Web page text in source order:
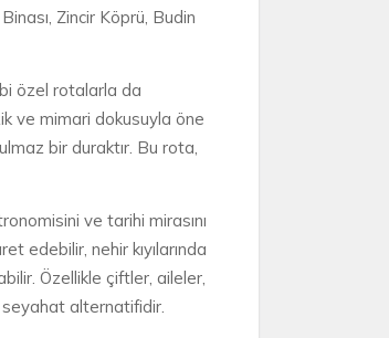
Zincir Köprü, Budin
özel rotalarla da
ve mimari dokusuyla öne
bir duraktır. Bu rota,
ve tarihi mirasını
edebilir, nehir kıyılarında
Özellikle çiftler, aileler,
alternatifidir.